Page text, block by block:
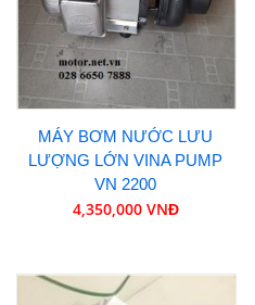
MÁY BƠM NƯỚC LƯU
LƯỢNG LỚN VINA PUMP
VN 2200
4,350,000 VNĐ